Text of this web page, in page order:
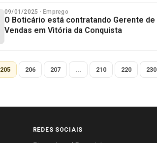
09/01/2025 · Emprego
O Boticário está contratando Gerente de
Vendas em Vitória da Conquista
205 206 207 ... 210 220 230
REDES SOCIAIS